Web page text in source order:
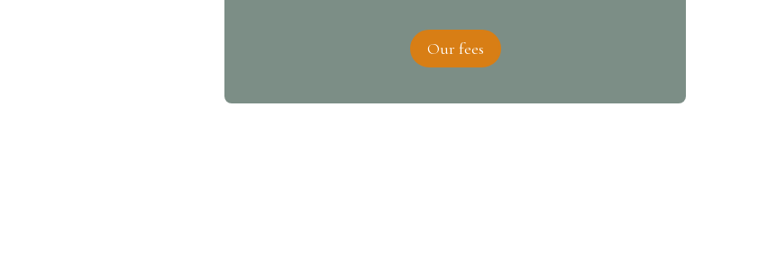
Our fees